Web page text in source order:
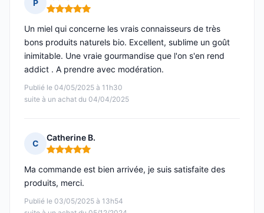
P
Note : 5 sur 5
Publié le 04/05/2025 à 11h30
suite à un achat du 04/04/2025
Un miel qui concerne les vrais connaisseurs de très
bons produits naturels bio. Excellent, sublime un goût
inimitable. Une vraie gourmandise que l'on s'en rend
addict . A prendre avec modération.
C
Catherine B.
Note : 5 sur 5
Publié le 03/05/2025 à 13h54
Ma commande est bien arrivée, je suis satisfaite des
produits, merci.